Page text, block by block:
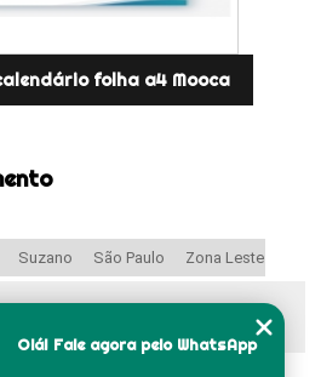
folha a4 Mooca
Suzano São Paulo Zona Leste
Olá! Fale agora pelo WhatsApp